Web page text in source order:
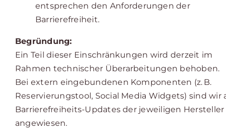
entsprechen den Anforderungen der
Barrierefreiheit.
Begründung:
Ein Teil dieser Einschränkungen wird derzeit im
Rahmen technischer Überarbeitungen behoben.
Bei extern eingebundenen Komponenten (z. B.
Reservierungstool, Social Media Widgets) sind wir
Barrierefreiheits-Updates der jeweiligen Hersteller
angewiesen.